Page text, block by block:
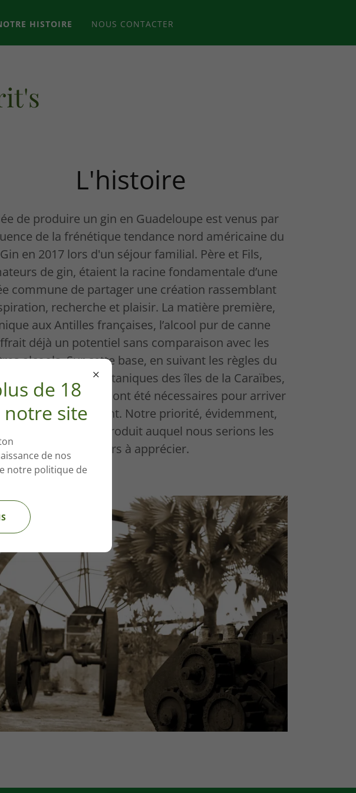
HISTOIRE NOUS CONTACTER
L'histoire
de produire un gin en Guadeloupe est venus par
de la frénétique tendance nord américaine du
Gin en 2017 lors d'un séjour familial. Père et Fils,
de gin, étaient la racine fondamentale d’une
commune de partager une création rassemblant
recherche et plaisir. La matière première,
aux Antilles françaises, l’alcool pur de canne
déjà un potentiel sans comparaison avec les
alcools. Sur cette base, en suivant les règles du
en s’inspirant des botaniques des îles de la Caraïbes,
de développement ont été nécessaires pour arriver
résultat satisfaisant. Notre priorité, évidemment,
de fabriquer un produit auquel nous serions les
premiers à apprécier.
de 18
notre site
de nos
notre politique de